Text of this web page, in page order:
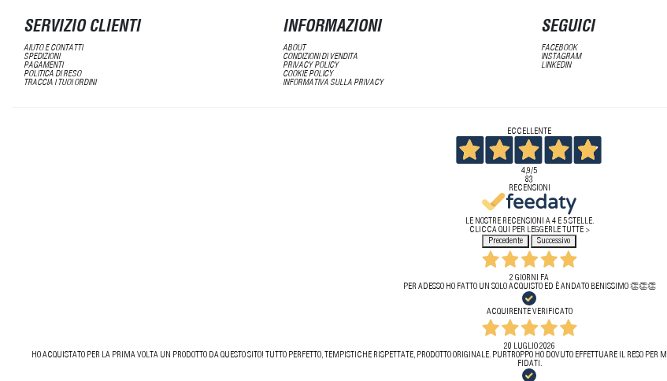
SERVIZIO CLIENTI
AIUTO E CONTATTI
SPEDIZIONI
PAGAMENTI
POLITICA DI RESO
TRACCIA I TUOI ORDINI
INFORMAZIONI
ABOUT
CONDIZIONI DI VENDITA
PRIVACY POLICY
COOKIE POLICY
INFORMATIVA SULLA PRIVACY
SEGUICI
FACEBOOK
INSTAGRAM
LINKEDIN
ECCELLENTE
4,9/5
83
RECENSIONI
LE NOSTRE RECENSIONI A 4 E 5 STELLE.
CLICCA QUI PER LEGGERLE TUTTE >
Precedente
Successivo
2 GIORNI FA
PER ADESSO HO FATTO UN SOLO ACQUISTO ED È ANDATO BENISSIMO 👏👏👏
ACQUIRENTE VERIFICATO
20 LUGLIO 2026
HO ACQUISTATO PER LA PRIMA VOLTA UN PRODOTTO DA QUESTO SITO! TUTTO PERFETTO, TEMPISTICHE RISPETTATE, PRODOTTO ORIGINALE. PURTROPPO HO DOVUTO EFFETTUARE IL RESO
FIDATI.